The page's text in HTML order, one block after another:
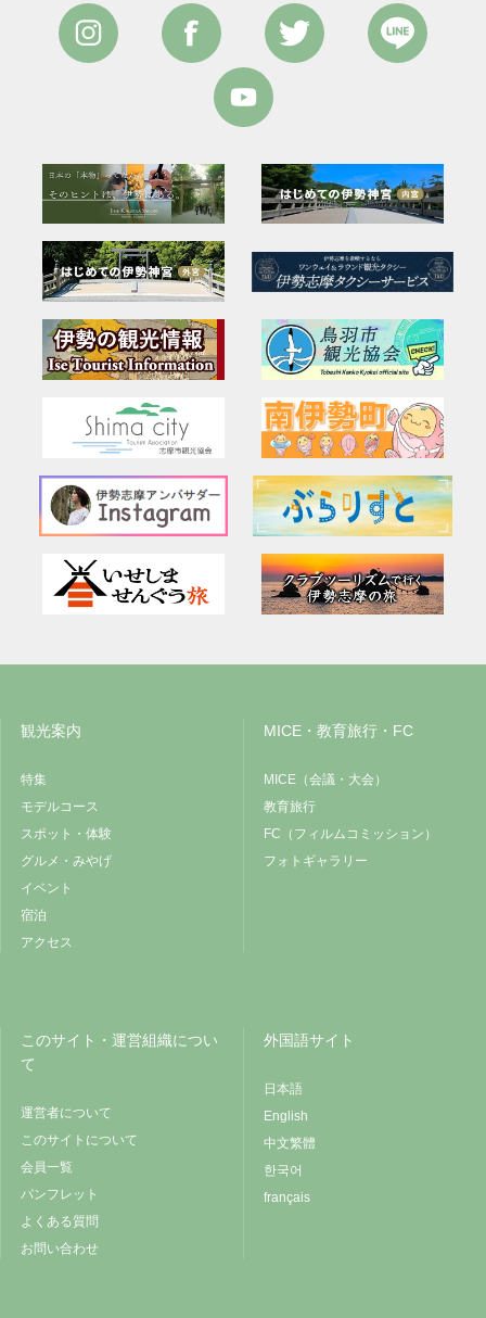
観光案内
特集
モデルコース
スポット・体験
グルメ・みやげ
イベント
宿泊
アクセス
MICE・教育旅行・FC
MICE（会議・大会）
教育旅行
FC（フィルムコミッション）
フォトギャラリー
このサイト・運営組織につい
て
運営者について
このサイトについて
会員一覧
パンフレット
よくある質問
お問い合わせ
外国語サイト
日本語
English
中文繁體
한국어
français